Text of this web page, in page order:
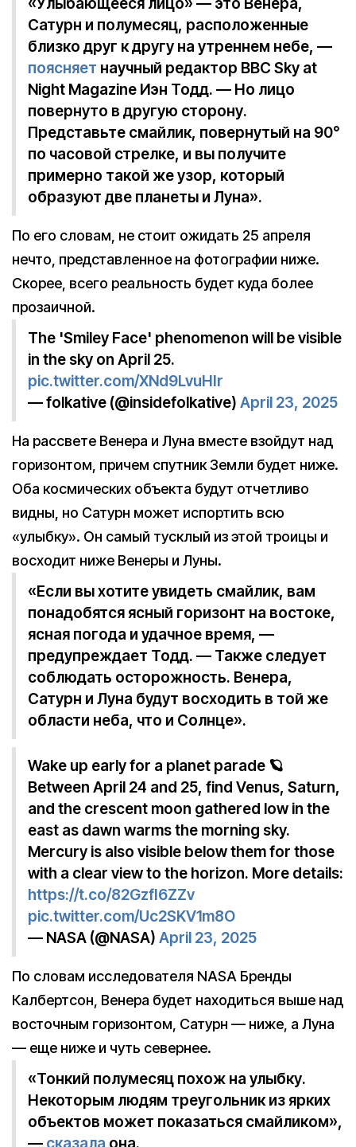
«Улыбающееся лицо» — это Венера,
Сатурн и полумесяц, расположенные
близко друг к другу на утреннем небе, —
поясняет научный редактор BBC Sky at
Night Magazine Иэн Тодд. — Но лицо
повернуто в другую сторону.
Представьте смайлик, повернутый на 90°
по часовой стрелке, и вы получите
примерно такой же узор, который
образуют две планеты и Луна».
По его словам, не стоит ожидать 25 апреля
нечто, представленное на фотографии ниже.
Скорее, всего реальность будет куда более
прозаичной.
The 'Smiley Face' phenomenon will be visible
in the sky on April 25.
pic.twitter.com/XNd9LvuHIr
— folkative (@insidefolkative) April 23, 2025
На рассвете Венера и Луна вместе взойдут над
горизонтом, причем спутник Земли будет ниже.
Оба космических объекта будут отчетливо
видны, но Сатурн может испортить всю
«улыбку». Он самый тусклый из этой троицы и
восходит ниже Венеры и Луны.
«Если вы хотите увидеть смайлик, вам
понадобятся ясный горизонт на востоке,
ясная погода и удачное время, —
предупреждает Тодд. — Также следует
соблюдать осторожность. Венера,
Сатурн и Луна будут восходить в той же
области неба, что и Солнце».
Wake up early for a planet parade 🪐
Between April 24 and 25, find Venus, Saturn,
and the crescent moon gathered low in the
east as dawn warms the morning sky.
Mercury is also visible below them for those
with a clear view to the horizon. More details:
https://t.co/82GzfI6ZZv
pic.twitter.com/Uc2SKV1m8O
— NASA (@NASA) April 23, 2025
По словам исследователя NASA Бренды
Калбертсон, Венера будет находиться выше над
восточным горизонтом, Сатурн — ниже, а Луна
— еще ниже и чуть севернее.
«Тонкий полумесяц похож на улыбку.
Некоторым людям треугольник из ярких
объектов может показаться смайликом»,